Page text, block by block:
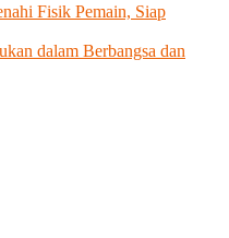
Fisik Pemain, Siap
dalam Berbangsa dan